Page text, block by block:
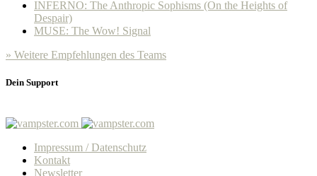
INFERNO: The Anthropic Sophisms (On the Heights of
Despair)
MUSE: The Wow! Signal
» Weitere Empfehlungen des Teams
Dein Support
Impressum / Datenschutz
Kontakt
Newsletter